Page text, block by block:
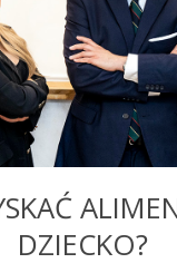
DZIECKO?